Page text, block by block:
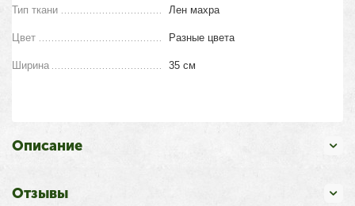
Тип ткани Лен махра
Цвет Разные цвета
Ширина 35 см
Описание
Отзывы